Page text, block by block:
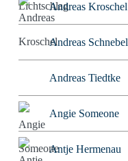
Andreas Kroschel
Andreas Schnebel
Andreas Tiedtke
Angie Someone
Antje Hermenau